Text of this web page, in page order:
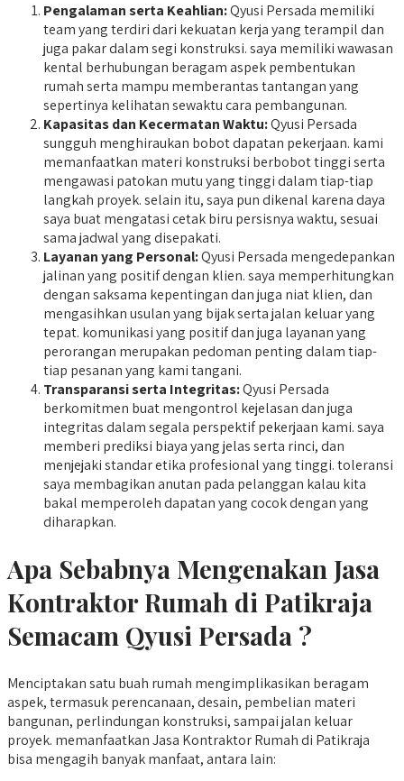
Pengalaman serta Keahlian:Qyusi Persada memiliki
team yang terdiri dari kekuatan kerja yang terampil dan
juga pakar dalam segi konstruksi. saya memiliki wawasan
kental berhubungan beragam aspek pembentukan
rumah serta mampu memberantas tantangan yang
sepertinya kelihatan sewaktu cara pembangunan.
Kapasitas dan Kecermatan Waktu:Qyusi Persada
sungguh menghiraukan bobot dapatan pekerjaan. kami
memanfaatkan materi konstruksi berbobot tinggi serta
mengawasi patokan mutu yang tinggi dalam tiap-tiap
langkah proyek. selain itu, saya pun dikenal karena daya
saya buat mengatasi cetak biru persisnya waktu, sesuai
sama jadwal yang disepakati.
Layanan yang Personal:Qyusi Persada mengedepankan
jalinan yang positif dengan klien. saya memperhitungkan
dengan saksama kepentingan dan juga niat klien, dan
mengasihkan usulan yang bijak serta jalan keluar yang
tepat. komunikasi yang positif dan juga layanan yang
perorangan merupakan pedoman penting dalam tiap-
tiap pesanan yang kami tangani.
Transparansi serta Integritas:Qyusi Persada
berkomitmen buat mengontrol kejelasan dan juga
integritas dalam segala perspektif pekerjaan kami. saya
memberi prediksi biaya yang jelas serta rinci, dan
menjejaki standar etika profesional yang tinggi. toleransi
saya membagikan anutan pada pelanggan kalau kita
bakal memperoleh dapatan yang cocok dengan yang
diharapkan.
Apa Sebabnya Mengenakan Jasa
Kontraktor Rumah di Patikraja
Semacam Qyusi Persada ?
Menciptakan satu buah rumah mengimplikasikan beragam
aspek, termasuk perencanaan, desain, pembelian materi
bangunan, perlindungan konstruksi, sampai jalan keluar
proyek. memanfaatkan Jasa Kontraktor Rumah di Patikraja
bisa mengagih banyak manfaat, antara lain: